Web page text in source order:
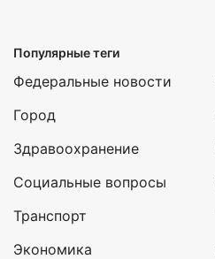
Популярные теги
Федеральные новости
Город
Здравоохранение
Социальные вопросы
Транспорт
Экономика